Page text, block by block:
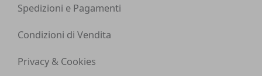
Spedizioni e Pagamenti
Condizioni di Vendita
Privacy & Cookies